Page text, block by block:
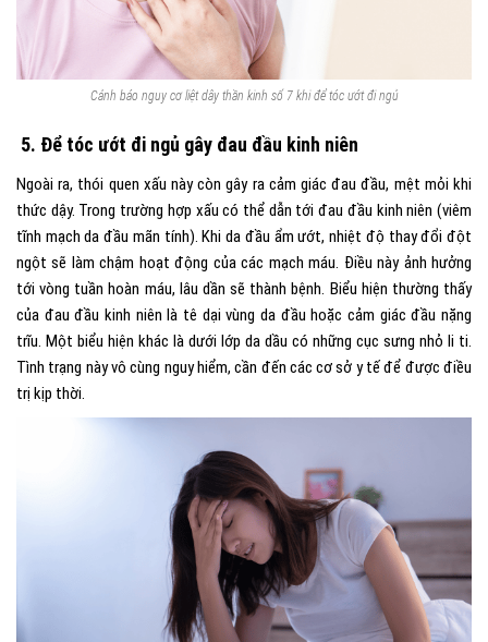
Cảnh báo nguy cơ liệt dây thần kinh số 7 khi để tóc ướt đi ngủ
5. Để tóc ướt đi ngủ gây đau đầu kinh niên
Ngoài ra, thói quen xấu này còn gây ra cảm giác đau đầu, mệt mỏi khi
thức dậy. Trong trường hợp xấu có thể dẫn tới đau đầu kinh niên (viêm
tĩnh mạch da đầu mãn tính). Khi da đầu ẩm ướt, nhiệt độ thay đổi đột
ngột sẽ làm chậm hoạt động của các mạch máu. Điều này ảnh hưởng
tới vòng tuần hoàn máu, lâu dần sẽ thành bệnh. Biểu hiện thường thấy
của đau đầu kinh niên là tê dại vùng da đầu hoặc cảm giác đầu nặng
trĩu. Một biểu hiện khác là dưới lớp da dầu có những cục sưng nhỏ li ti.
Tình trạng này vô cùng nguy hiểm, cần đến các cơ sở y tế để được điều
trị kịp thời.